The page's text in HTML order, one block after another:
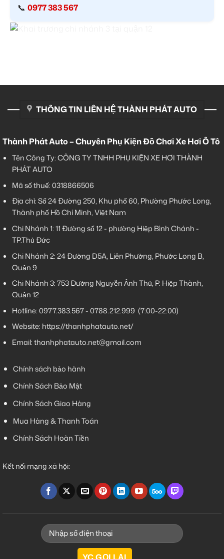
📞 0977 383 567
THÔNG TIN LIÊN HỆ THÀNH PHÁT AUTO
Thành Phát Auto – Chuyên Phụ Kiện Đồ Chơi Xe Hơi Ô Tô
Tên Công Ty: CÔNG TY TNHH PHỤ KIỆN XE HƠI THÀNH
PHÁT AUTO
Mã số thuế: 0318866506
Địa chỉ: Số 24 Đường 250, Khu phố 60, Phường Phước Long,
Thành phố Hồ Chí Minh, Việt Nam
Chi Nhánh 1:11 Đường số 12 - phường Hiệp Bình Chánh -
TP.Thủ Đức
Chi Nhánh 2:24 Đường D5A, Liên Phường, Phước Long B,
Quận 9
Chi Nhánh 3:753 Đường Nguyễn Ảnh Thủ, P. Hiệp Thành,
Quận 12
Hotline:0977.383.567-0788.212.999 (7:00-22:00)
Website: https://thanhphatauto.net/
Email:thanhphatauto.net@gmail.com
Chính sách bảo hành
Chính Sách Bảo Mật
Chính Sách Giao Hàng
Mua Hàng & Thanh Toán
Chính Sách Hoàn Tiền
Kết nối mạng xã hội: